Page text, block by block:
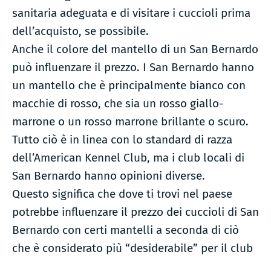
sanitaria adeguata e di visitare i cuccioli prima
dell’acquisto, se possibile.
Anche il colore del mantello di un San Bernardo
può influenzare il prezzo. I San Bernardo hanno
un mantello che è principalmente bianco con
macchie di rosso, che sia un rosso giallo-
marrone o un rosso marrone brillante o scuro.
Tutto ciò è in linea con lo standard di razza
dell’American Kennel Club, ma i club locali di
San Bernardo hanno opinioni diverse.
Questo significa che dove ti trovi nel paese
potrebbe influenzare il prezzo dei cuccioli di San
Bernardo con certi mantelli a seconda di ciò
che è considerato più “desiderabile” per il club